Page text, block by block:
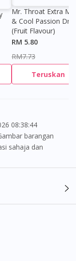
Mr. Throat Extra
& Cool Passion
(Fruit Flavour)
RM 5.80
RM7.73
Teruskan
barangan
sahaja dan
perubatan dan
untuk
dan kesan
tidak menyarankan
sendiri.